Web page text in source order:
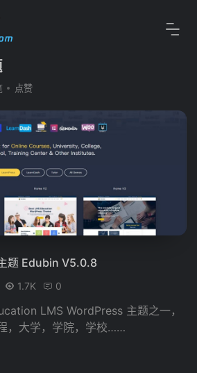
点赞
题 Edubin V5.0.8
1.7K 0
LMS WordPress 主题之一，
，大学，学院，学校……